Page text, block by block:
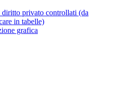
privato controllati (da
in tabelle)
grafica